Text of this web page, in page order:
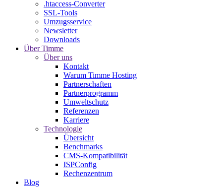
.htaccess-Converter
SSL-Tools
Umzugsservice
Newsletter
Downloads
Über Timme
Über uns
Kontakt
Warum Timme Hosting
Partnerschaften
Partnerprogramm
Umweltschutz
Referenzen
Karriere
Technologie
Übersicht
Benchmarks
CMS-Kompatibilität
ISPConfig
Rechenzentrum
Blog